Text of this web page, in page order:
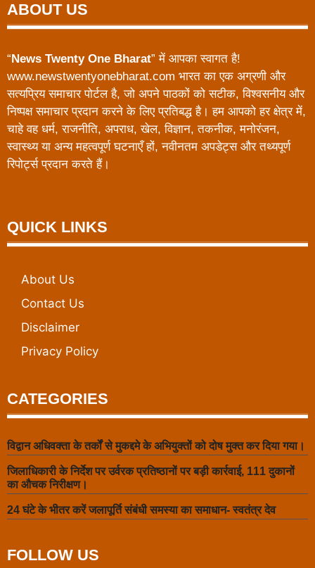
ABOUT US
“ News Twenty One Bharat” में आपका स्वागत है!
www.newstwentyonebharat.com भारत का एक अग्रणी और
सत्यप्रिय समाचार पोर्टल है, जो अपने पाठकों को सटीक, विश्वसनीय और
निष्पक्ष समाचार प्रदान करने के लिए प्रतिबद्ध है। हम आपको हर क्षेत्र में,
चाहे वह धर्म, राजनीति, अपराध, खेल, विज्ञान, तकनीक, मनोरंजन,
स्वास्थ्य या अन्य महत्वपूर्ण घटनाएँ हों, नवीनतम अपडेट्स और तथ्यपूर्ण
रिपोर्ट्स प्रदान करते हैं।
QUICK LINKS
About Us
Contact Us
Disclaimer
Privacy Policy
CATEGORIES
विद्वान अधिवक्ता के तर्कों से मुकद्दमे के अभियुक्तों को दोष मुक्त कर दिया गया।
जिलाधिकारी के निर्देश पर उर्वरक प्रतिष्ठानों पर बड़ी कार्रवाई, 111 दुकानों
का औचक निरीक्षण।
24 घंटे के भीतर करें जलापूर्ति संबंधी समस्या का समाधान- स्वतंत्र देव
FOLLOW US